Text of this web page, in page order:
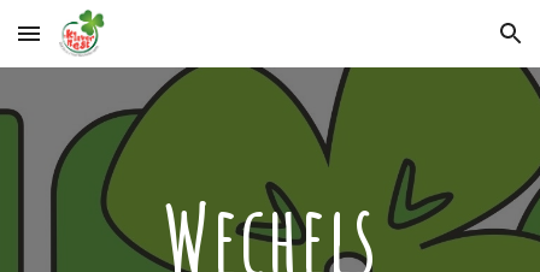
Skip to main content Skip to navigation
Wechels